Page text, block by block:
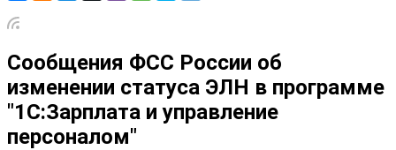
Сообщения ФСС России об
изменении статуса ЭЛН в программе
"1С:Зарплата и управление
персоналом"